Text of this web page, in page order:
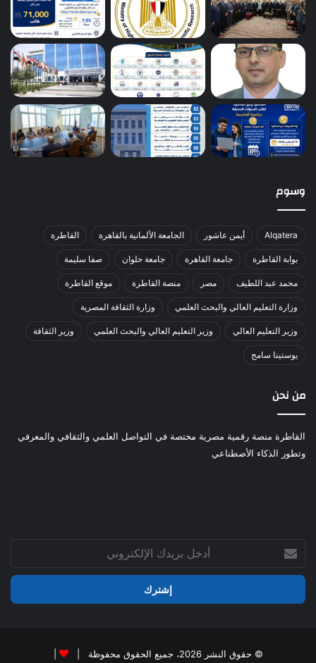
وسوم
Alqatera أيمن عاشور الجامعة الألمانية بالقاهرة القاطرة
بوابة القاطرة جامعة القاهرة جامعة حلوان صفا سليمة
محمد عبد اللطيف مصر منصة القاطرة موقع القاطرة
وزارة التعليم العالي والبحث العلمي وزارة الثقافة المصرية
وزير التعليم العالي وزير التعليم العالي والبحث العلمي وزير الثقافة
يوستينا سامح
من نحن
القاطرة منصة رقمية مصرية مختصة في التواصل العلمي والثقافي والمعرفي
وتطور الذكاء الأصطناعي
بريدك
الإلكتروني
© حقوق النشر 2026، جميع الحقوق محفوظة |